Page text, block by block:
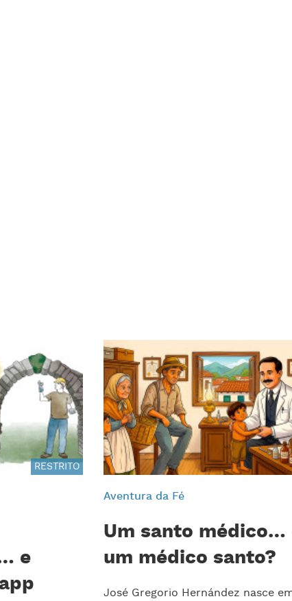
RESTRITO
e
Aventura da Fé
Um santo médico…
um médico santo?
José Gregorio Hernández nasce